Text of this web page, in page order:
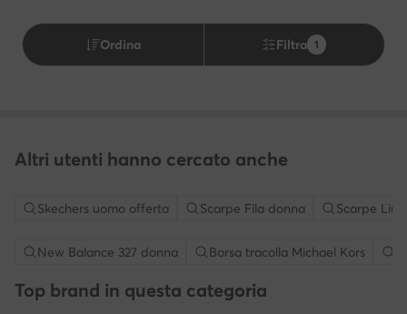
Ordina Filtra 1
Altri utenti hanno cercato anche
Skechers uomo offerta Scarpe Fila donna Scarpe Liu
New Balance 327 donna Borsa tracolla Michael Kors
Top brand in questa categoria